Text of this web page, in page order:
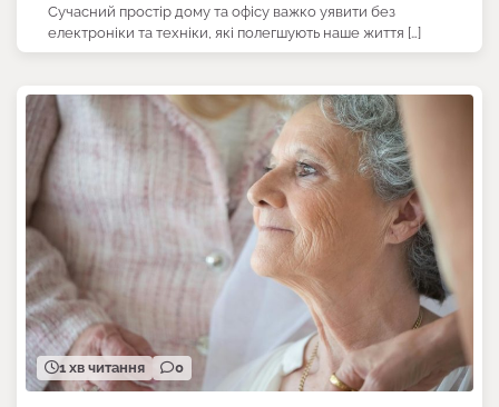
Сучасний простір дому та офісу важко уявити без
електроніки та техніки, які полегшують наше життя […]
1 хв читання 0